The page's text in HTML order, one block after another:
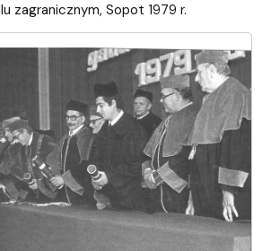
zagranicznym, Sopot 1979 r.